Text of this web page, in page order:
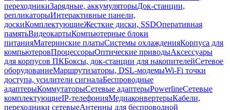
переходникиЗарядные, аккумуляторыДок-станции,
репликаторыИнтерактивные панели,
доскиКомплектующиеЖесткие диски, SSDОперативная
памятьВидеокартыКомпьютерные блоки
питанияМатеринские платыСистемы охлажденияКорпуса для
компьютеровПроцессорыОптические приводыАксессуары
для корпусов ПКБоксы, док-станции для накопителейСетевое
оборудованиеМаршрутизаторы, DSL-модемыWi-Fi точки
доступа, усилители сигналаБеспроводные
адаптерыКоммутаторыСетевые адаптерыPowerlineСетевые
комплектующиеIP-телефонияМедиаконвертерыКабели,
переходники сетевыеАнтенны для беспроводной